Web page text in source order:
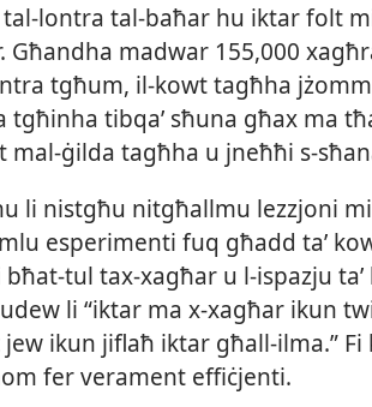
​lontra tal-​baħar hu iktar folt
madwar 155,000
tgħum, il-​kowt tagħha jżomm
tgħinha tibqaʼ sħuna għax ma
​ġilda tagħha u jneħħi s-​
li nistgħu nitgħallmu lezzjoni
esperimenti fuq għadd taʼ
​tul tax-​xagħar u l-​ispazju
li “iktar ma x-​xagħar ikun
ikun jiflaħ iktar għall-​ilma.”
fer verament effiċjenti.